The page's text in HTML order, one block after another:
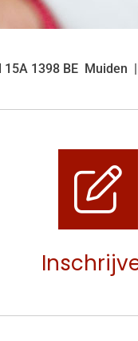
15A 1398 BE Muiden